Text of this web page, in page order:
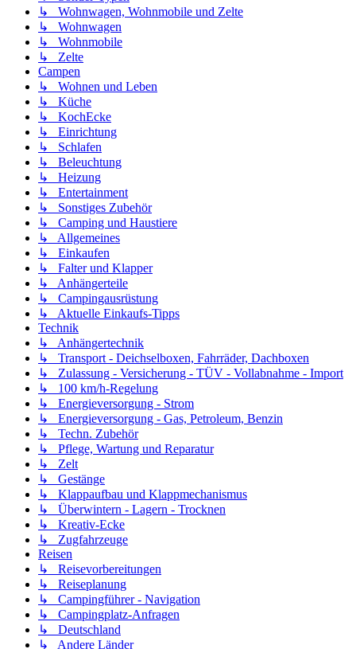
↳ Wohnwagen, Wohnmobile und Zelte
↳ Wohnwagen
↳ Wohnmobile
↳ Zelte
Campen
↳ Wohnen und Leben
↳ Küche
↳ KochEcke
↳ Einrichtung
↳ Schlafen
↳ Beleuchtung
↳ Heizung
↳ Entertainment
↳ Sonstiges Zubehör
↳ Camping und Haustiere
↳ Allgemeines
↳ Einkaufen
↳ Falter und Klapper
↳ Anhängerteile
↳ Campingausrüstung
↳ Aktuelle Einkaufs-Tipps
Technik
↳ Anhängertechnik
↳ Transport - Deichselboxen, Fahrräder, Dachboxen
↳ Zulassung - Versicherung - TÜV - Vollabnahme - Import
↳ 100 km/h-Regelung
↳ Energieversorgung - Strom
↳ Energieversorgung - Gas, Petroleum, Benzin
↳ Techn. Zubehör
↳ Pflege, Wartung und Reparatur
↳ Zelt
↳ Gestänge
↳ Klappaufbau und Klappmechanismus
↳ Überwintern - Lagern - Trocknen
↳ Kreativ-Ecke
↳ Zugfahrzeuge
Reisen
↳ Reisevorbereitungen
↳ Reiseplanung
↳ Campingführer - Navigation
↳ Campingplatz-Anfragen
↳ Deutschland
↳ Andere Länder